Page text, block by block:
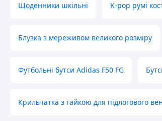
Щоденники шкільні K-pop румі
Блузка з мереживом великого розміру
Футбольні бутси Adidas F50 FG
Крильчатка з гайкою для підлогового